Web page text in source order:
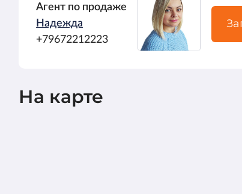
Агент по продаже
Надежда
+79672212223
На карте